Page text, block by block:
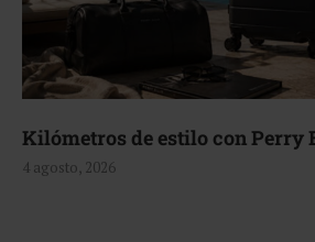
Kilómetros de estilo con Perry
4 agosto, 2026